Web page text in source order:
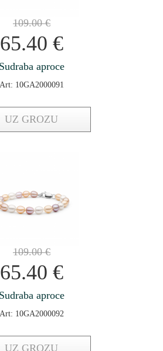
109.00€
65.40 €
Sudraba aproce
Art: 10GA2000091
UZ GROZU
109.00€
65.40 €
Sudraba aproce
Art: 10GA2000092
UZ GROZU